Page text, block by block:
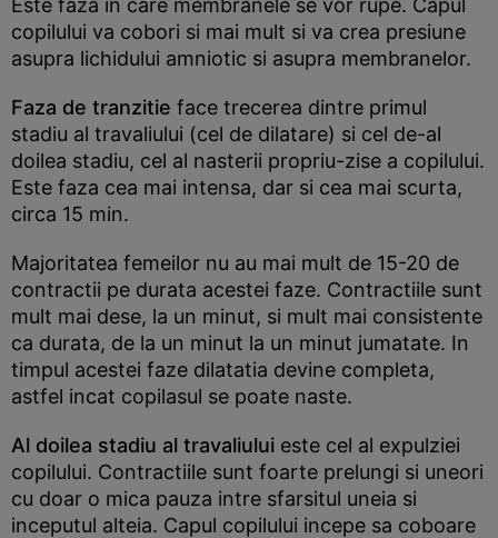
Este faza in care membranele se vor rupe. Capul
copilului va cobori si mai mult si va crea presiune
asupra lichidului amniotic si asupra membranelor.
Faza de tranzitie face trecerea dintre primul
stadiu al travaliului (cel de dilatare) si cel de-al
doilea stadiu, cel al nasterii propriu-zise a copilului.
Este faza cea mai intensa, dar si cea mai scurta,
circa 15 min.
Majoritatea femeilor nu au mai mult de 15-20 de
contractii pe durata acestei faze. Contractiile sunt
mult mai dese, la un minut, si mult mai consistente
ca durata, de la un minut la un minut jumatate. In
timpul acestei faze dilatatia devine completa,
astfel incat copilasul se poate naste.
Al doilea stadiu al travaliului este cel al expulziei
copilului. Contractiile sunt foarte prelungi si uneori
cu doar o mica pauza intre sfarsitul uneia si
inceputul alteia. Capul copilului incepe sa coboare